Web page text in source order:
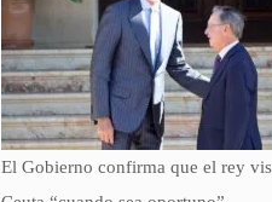
El Gobierno confirma que el rey